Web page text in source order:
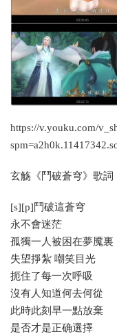
https://v.youku.com/
玄觞《鬥破蒼穹》歌詞
[s][p]鬥破這蒼穹
永不會迷茫
孤獨一人被困在夢魇裏
失望掙紮 嘲笑目光
扼住了每一次呼吸
沒有人知道何去何從
此時此刻早一點放棄
是否才是正确選擇